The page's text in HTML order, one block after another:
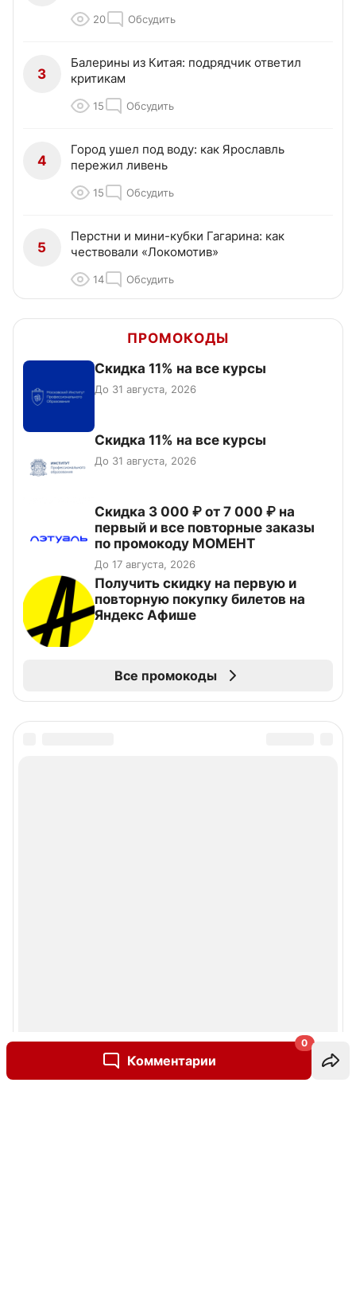
Комментарии
0
20 Обсудить
3
Балерины из Китая: подрядчик ответил
критикам
15 Обсудить
4
Город ушел под воду: как Ярославль
пережил ливень
15 Обсудить
5
Перстни и мини-кубки Гагарина: как
чествовали «Локомотив»
14 Обсудить
ПРОМОКОДЫ
Скидка 11% на все курсы
До 31 августа, 2026
Скидка 11% на все курсы
До 31 августа, 2026
Скидка 3 000 ₽ от 7 000 ₽ на
первый и все повторные заказы
по промокоду МОМЕНТ
До 17 августа, 2026
Получить скидку на первую и
повторную покупку билетов на
Яндекс Афише
Все промокоды